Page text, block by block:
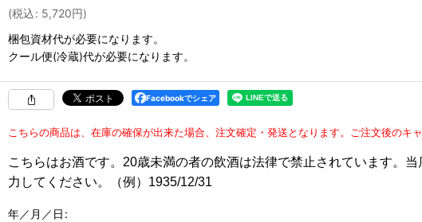
(税込: 5,720円)
梱包資材代が必要になります。
クール便(冷蔵)代が必要になります。
Facebookでシェア
こちらの商品は、在庫の確保が出来た場合、注文確定・発送となります。 ご注文後のキ
こちらはお酒です。20歳未満の者の飲酒は法律で禁止されています。
力してください。（例）1935/12/31
年／月／日 :